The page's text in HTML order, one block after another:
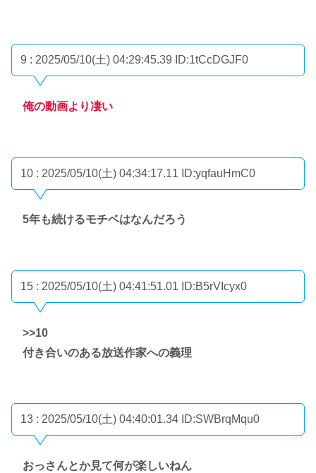
9 : 2025/05/10(土) 04:29:45.39 ID:1tCcDGJF0
俺の動画より凄い
10 : 2025/05/10(土) 04:34:17.11 ID:yqfauHmC0
5年も続けるモチベはなんだろう
15 : 2025/05/10(土) 04:41:51.01 ID:B5rVIcyx0
>>10
付き合いのある放送作家への義理
13 : 2025/05/10(土) 04:40:01.34 ID:SWBrqMqu0
おっさんとか見て何が楽しいねん